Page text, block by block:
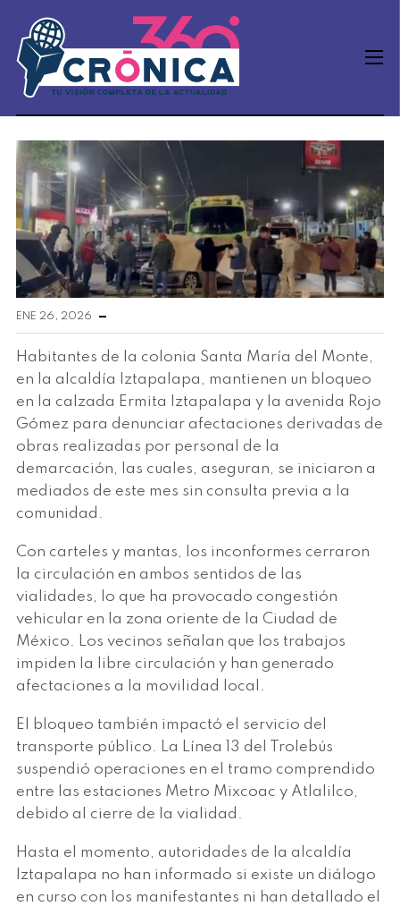
ENE 26, 2026
Habitantes de la colonia Santa María del Monte,
en la alcaldía Iztapalapa, mantienen un bloqueo
en la calzada Ermita Iztapalapa y la avenida Rojo
Gómez para denunciar afectaciones derivadas de
obras realizadas por personal de la
demarcación, las cuales, aseguran, se iniciaron a
mediados de este mes sin consulta previa a la
comunidad.
Con carteles y mantas, los inconformes cerraron
la circulación en ambos sentidos de las
vialidades, lo que ha provocado congestión
vehicular en la zona oriente de la Ciudad de
México. Los vecinos señalan que los trabajos
impiden la libre circulación y han generado
afectaciones a la movilidad local.
El bloqueo también impactó el servicio del
transporte público. La Línea 13 del Trolebús
suspendió operaciones en el tramo comprendido
entre las estaciones Metro Mixcoac y Atlalilco,
debido al cierre de la vialidad.
Hasta el momento, autoridades de la alcaldía
Iztapalapa no han informado si existe un diálogo
en curso con los manifestantes ni han detallado el